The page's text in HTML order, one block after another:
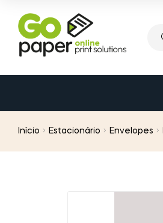
Início Estacionário Envelopes